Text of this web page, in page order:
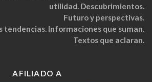
utilidad. Descubrimientos.
Futuro y perspectivas.
tendencias. Informaciones que suman.
Textos que aclaran.
AFILIADO A